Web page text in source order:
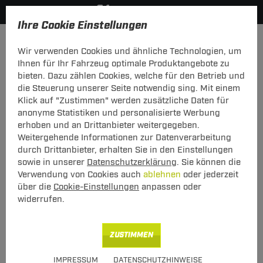
Ihre Cookie Einstellungen
Wir verwenden Cookies und ähnliche Technologien, um
Ihnen für Ihr Fahrzeug optimale Produktangebote zu
bieten. Dazu zählen Cookies, welche für den Betrieb und
die Steuerung unserer Seite notwendig sing. Mit einem
Klick auf "Zustimmen" werden zusätzliche Daten für
anonyme Statistiken und personalisierte Werbung
erhoben und an Drittanbieter weitergegeben.
Weitergehende Informationen zur Datenverarbeitung
durch Drittanbieter, erhalten Sie in den Einstellungen
sowie in unserer Datenschutzerklärung. Sie können die
Verwendung von Cookies auch ablehnen oder jederzeit
über die Cookie-Einstellungen anpassen oder
widerrufen.
IMPRESSUM DATENSCHUTZHINWEISE
ZUSTIMMEN
vorheriger Artikel nächster Artikel
ZB AHK Befestigungssatz Hyu i20
Active
ZB AHK Befestigungssatz Hyu i20 Active
42,00 €